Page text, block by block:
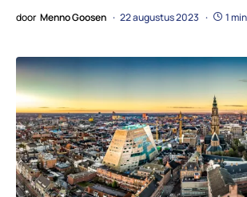
door Menno Goosen 22 augustus 2023 1